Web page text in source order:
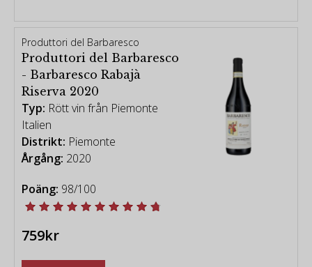
Produttori del Barbaresco
Produttori del Barbaresco
- Barbaresco Rabajà
Riserva 2020
Typ: Rött vin från Piemonte
Italien
Distrikt: Piemonte
Årgång: 2020
Poäng: 98/100
759kr